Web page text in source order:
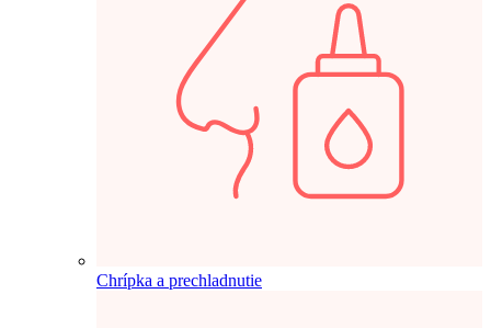
Chrípka a prechladnutie